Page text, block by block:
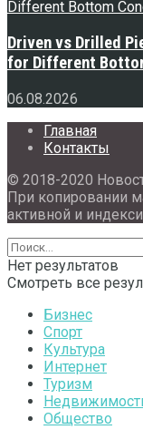
Driven vs Drilled
for Different
06.08.2026
Главная
Контакты
© 2018-2020
При копировании
активной и
Нет результатов
Смотреть все
Бизнес
Спорт
Культура
Интернет
Туризм
Общество